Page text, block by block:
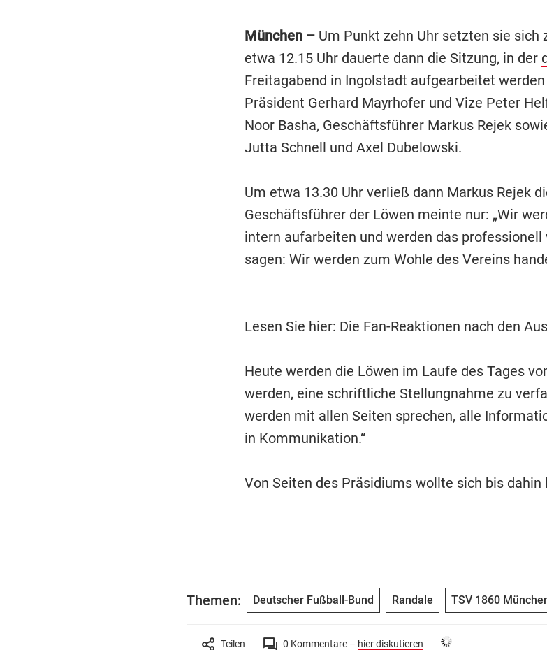
München –Um Punkt zehn Uhr setzten sie sich
etwa 12.15 Uhr dauerte dann die Sitzung, in der
Freitagabend in Ingolstadt aufgearbeitet
Präsident Gerhard Mayrhofer und Vize Peter
Noor Basha, Geschäftsführer Markus Rejek
Jutta Schnell und Axel Dubelowski.
Um etwa 13.30 Uhr verließ dann Markus Rejek
Geschäftsführer der Löwen meinte nur: „Wir
intern aufarbeiten und werden das professionell
sagen: Wir werden zum Wohle des Vereins
Lesen Sie hier: Die Fan-Reaktionen nach den
Heute werden die Löwen im Laufe des Tages
werden, eine schriftliche Stellungnahme zu
werden mit allen Seiten sprechen, alle
in Kommunikation.“
Von Seiten des Präsidiums wollte sich bis dahin
Themen: Deutscher Fußball-Bund Randale TSV 1860
Teilen 0 Kommentare – hier diskutieren